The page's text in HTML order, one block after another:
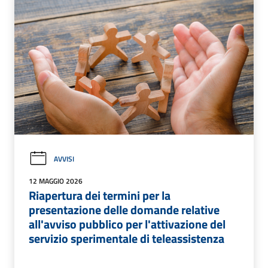
AVVISI
12 MAGGIO 2026
Riapertura dei termini per la
presentazione delle domande relative
all'avviso pubblico per l'attivazione del
servizio sperimentale di teleassistenza